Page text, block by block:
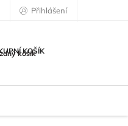
Přihlášení
KOŠÍK
košík